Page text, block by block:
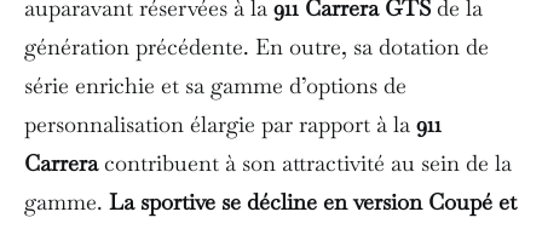
auparavant réservées à la 911 Carrera GTS de la
génération précédente. En outre, sa dotation de
série enrichie et sa gamme d’options de
personnalisation élargie par rapport à la 911
Carreracontribuent à son attractivité au sein de la
gamme. La sportive se décline en version Coupé et